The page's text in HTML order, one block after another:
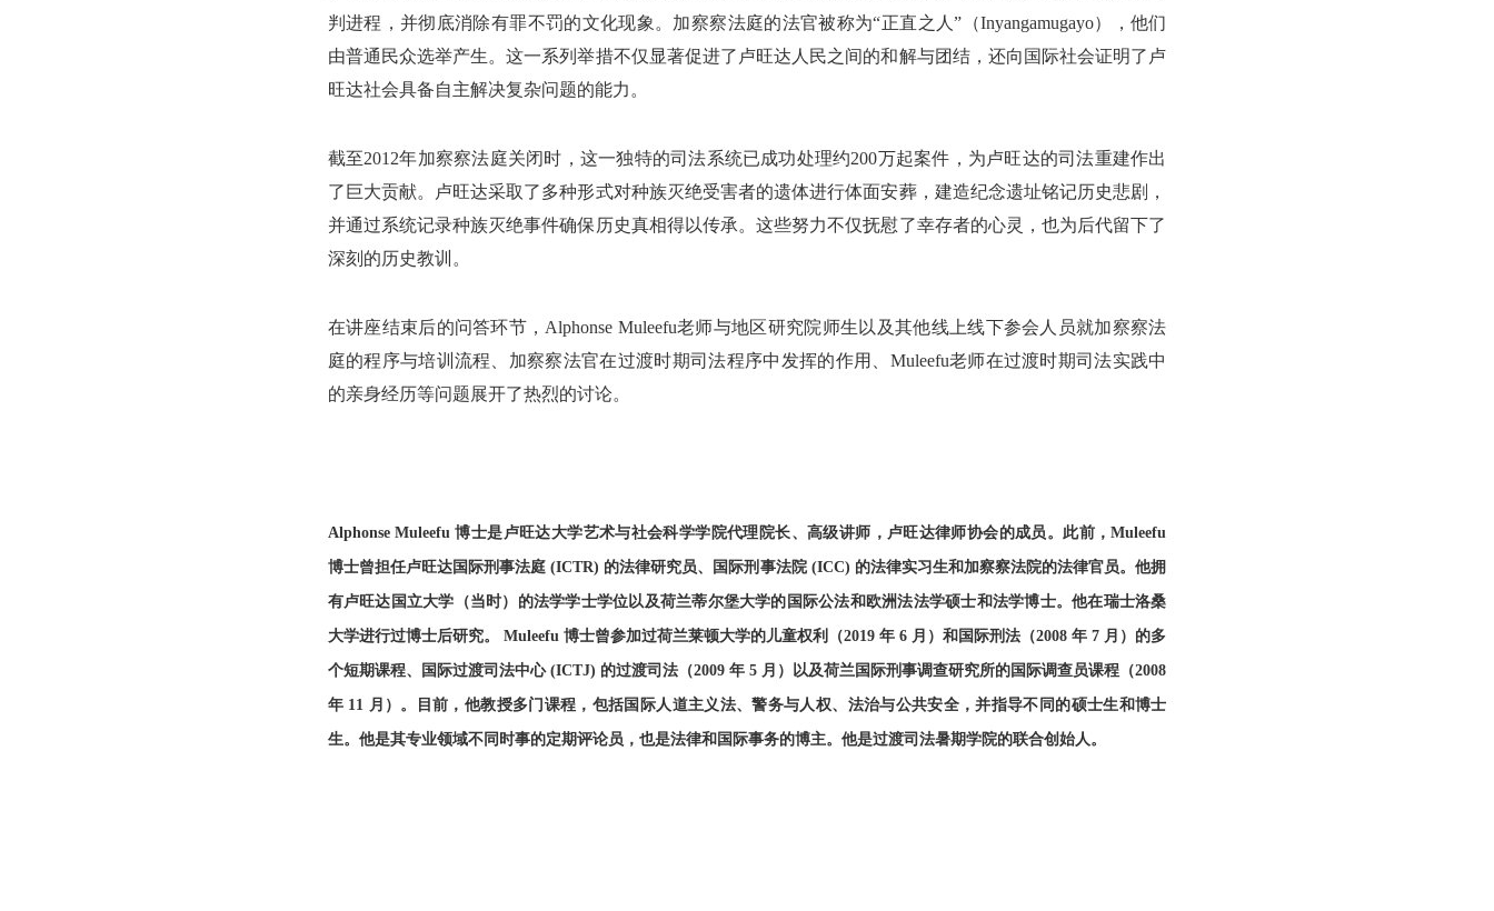
判进程，并彻底消除有罪不罚的文化现象。加察察法庭的法官被称为“正直之人”（Inyangamugayo），他们
由普通民众选举产生。这一系列举措不仅显著促进了卢旺达人民之间的和解与团结，还向国际社会证明了卢
旺达社会具备自主解决复杂问题的能力。
截至2012年加察察法庭关闭时，这一独特的司法系统已成功处理约200万起案件，为卢旺达的司法重建作出
了巨大贡献。卢旺达采取了多种形式对种族灭绝受害者的遗体进行体面安葬，建造纪念遗址铭记历史悲剧，
并通过系统记录种族灭绝事件确保历史真相得以传承。这些努力不仅抚慰了幸存者的心灵，也为后代留下了
深刻的历史教训。
在讲座结束后的问答环节，Alphonse Muleefu老师与地区研究院师生以及其他线上线下参会人员就加察察法
庭的程序与培训流程、加察察法官在过渡时期司法程序中发挥的作用、Muleefu老师在过渡时期司法实践中
的亲身经历等问题展开了热烈的讨论。
Alphonse Muleefu 博士是卢旺达大学艺术与社会科学学院代理院长、高级讲师，卢旺达律师协会的成员。此前，Muleefu
博士曾担任卢旺达国际刑事法庭 (ICTR) 的法律研究员、国际刑事法院 (ICC) 的法律实习生和加察察法院的法律官员。他拥
有卢旺达国立大学（当时）的法学学士学位以及荷兰蒂尔堡大学的国际公法和欧洲法法学硕士和法学博士。他在瑞士洛桑
大学进行过博士后研究。 Muleefu 博士曾参加过荷兰莱顿大学的儿童权利（2019 年 6 月）和国际刑法（2008 年 7 月）的多
个短期课程、国际过渡司法中心 (ICTJ) 的过渡司法（2009 年 5 月）以及荷兰国际刑事调查研究所的国际调查员课程（2008
年 11 月）。目前，他教授多门课程，包括国际人道主义法、警务与人权、法治与公共安全，并指导不同的硕士生和博士
生。他是其专业领域不同时事的定期评论员，也是法律和国际事务的博主。他是过渡司法暑期学院的联合创始人。